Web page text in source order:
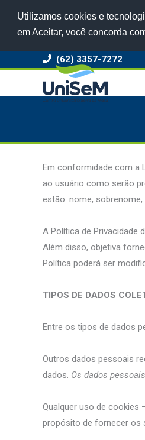
Utilizamos cookies e
em Aceitar, você concorda
(62) 3357-7272
Em conformidade com a
ao usuário como serão
estão: nome,
A Política de Privacidade
Além disso, objetiva
Política poderá ser
TIPOS DE DADOS
Entre os tipos de dados
Outros dados pessoais
dados. Os dados
Qualquer uso de cookies
propósito de fornecer os